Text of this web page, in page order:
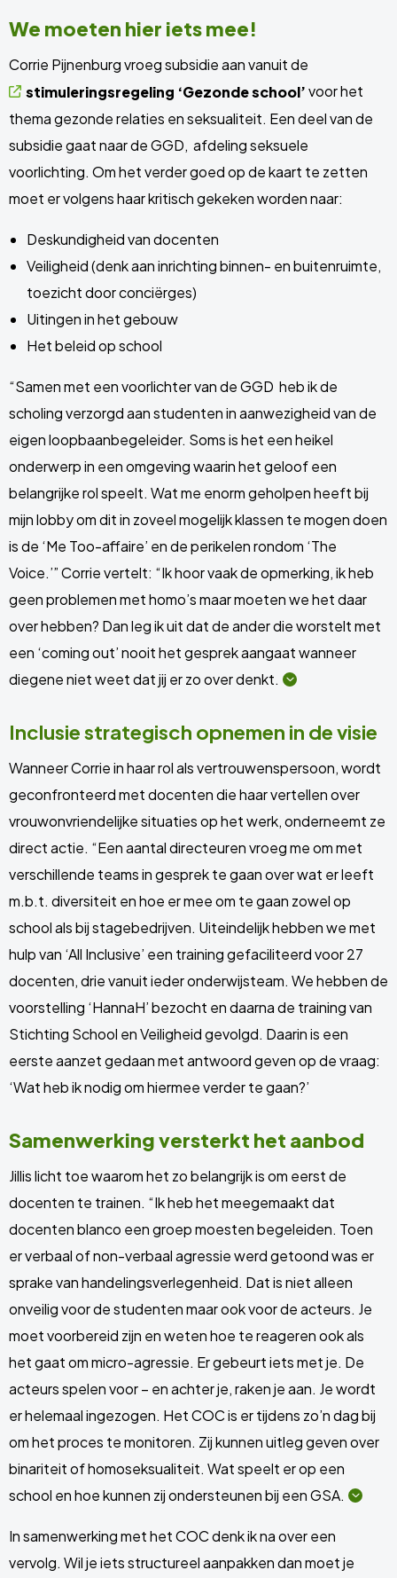
We moeten hier iets mee!
Corrie Pijnenburg vroeg subsidie aan vanuit de
stimuleringsregeling ‘Gezonde school’voor het
thema gezonde relaties en seksualiteit. Een deel van de
subsidie gaat naar de GGD, afdeling seksuele
voorlichting. Om het verder goed op de kaart te zetten
moet er volgens haar kritisch gekeken worden naar:
Deskundigheid van docenten
Veiligheid (denk aan inrichting binnen- en buitenruimte,
toezicht door conciërges)
Uitingen in het gebouw
Het beleid op school
“Samen met een voorlichter van de GGD heb ik de
scholing verzorgd aan studenten in aanwezigheid van de
eigen loopbaanbegeleider. Soms is het een heikel
onderwerp in een omgeving waarin het geloof een
belangrijke rol speelt. Wat me enorm geholpen heeft bij
mijn lobby om dit in zoveel mogelijk klassen te mogen doen
is de ‘Me Too-affaire’ en de perikelen rondom ‘The
Voice.’” Corrie vertelt: “Ik hoor vaak de opmerking, ik heb
geen problemen met homo’s maar moeten we het daar
over hebben? Dan leg ik uit dat de ander die worstelt met
een ‘coming out’ nooit het gesprek aangaat wanneer
diegene niet weet dat jij er zo overdenkt.
Open
Inclusie strategisch opnemen in de visie
Wanneer Corrie in haar rol als vertrouwenspersoon, wordt
geconfronteerd met docenten die haar vertellen over
vrouwonvriendelijke situaties op het werk, onderneemt ze
direct actie. “Een aantal directeuren vroeg me om met
verschillende teams in gesprek te gaan over wat er leeft
m.b.t. diversiteit en hoe er mee om te gaan zowel op
school als bij stagebedrijven. Uiteindelijk hebben we met
hulp van ‘All Inclusive’ een training gefaciliteerd voor 27
docenten, drie vanuit ieder onderwijsteam. We hebben de
voorstelling ‘HannaH’ bezocht en daarna de training van
Stichting School en Veiligheid gevolgd. Daarin is een
eerste aanzet gedaan met antwoord geven op de vraag:
‘Wat heb ik nodig om hiermee verder te gaan?’
Samenwerking versterkt het aanbod
Jillis licht toe waarom het zo belangrijk is om eerst de
docenten te trainen. “Ik heb het meegemaakt dat
docenten blanco een groep moesten begeleiden. Toen
er verbaal of non-verbaal agressie werd getoond was er
sprake van handelingsverlegenheid. Dat is niet alleen
onveilig voor de studenten maar ook voor de acteurs. Je
moet voorbereid zijn en weten hoe te reageren ook als
het gaat om micro-agressie. Er gebeurt iets met je. De
acteurs spelen voor – en achter je, raken je aan. Je wordt
er helemaal ingezogen. Het COC is er tijdens zo’n dag bij
om het proces te monitoren. Zij kunnen uitleg geven over
binariteit of homoseksualiteit. Wat speelt er op een
school en hoe kunnen zij ondersteunen bij eenGSA.
Open
content
In samenwerking met het COC denk ik na over een
vervolg. Wil je iets structureel aanpakken dan moet je